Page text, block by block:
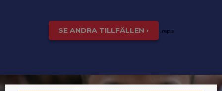
SE ANDRA TILLFÄLLEN › inspis